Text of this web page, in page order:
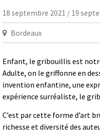
18 septembre 2021 / 19
Bordeaux
Enfant, le gribouillis est
Adulte, on le griffonne en
invention enfantine, une
expérience surréaliste, le
C’est par cette forme d’art
richesse et diversité des